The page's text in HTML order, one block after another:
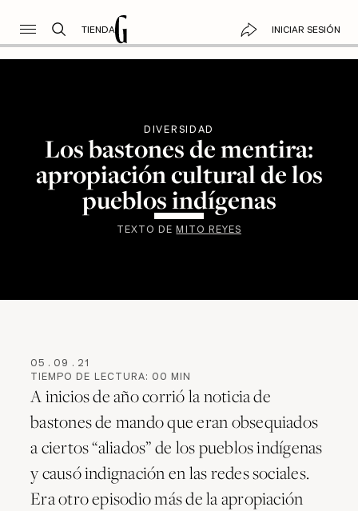
TIENDA INICIAR SESIÓN
DIVERSIDAD
Los bastones de mentira:
apropiación cultural de los
pueblos indígenas
TEXTO DEMITO REYES
05 . 09 . 21
TIEMPO DE LECTURA: 00 MIN
A inicios de año corrió la noticia de
bastones de mando que eran obsequiados
a ciertos “aliados” de los pueblos indígenas
y causó indignación en las redes sociales.
Era otro episodio más de la apropiación